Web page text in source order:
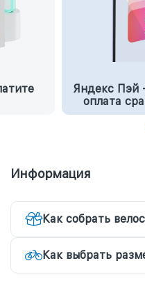
Яндекс Пэй
оплата
Информация
Как собрать
Как выбрать